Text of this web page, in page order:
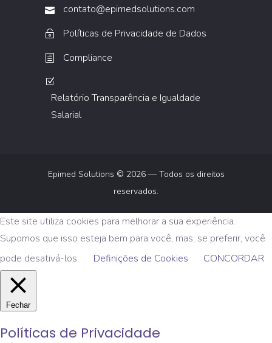
contato@epimedsolutions.com
Políticas de Privacidade de Dados
Compliance
Relatório Transparência e Igualdade
Salarial
Epimed Solutions © 2026 — Todos os direitos
reservados.
Este site utiliza cookies para melhorar a sua experiência.
Supomos que isso esteja bem para você, mas, se preferir, você
pode desativá-los.
Definições de Cookies CONCORDAR
Fechar
Políticas de Privacidade